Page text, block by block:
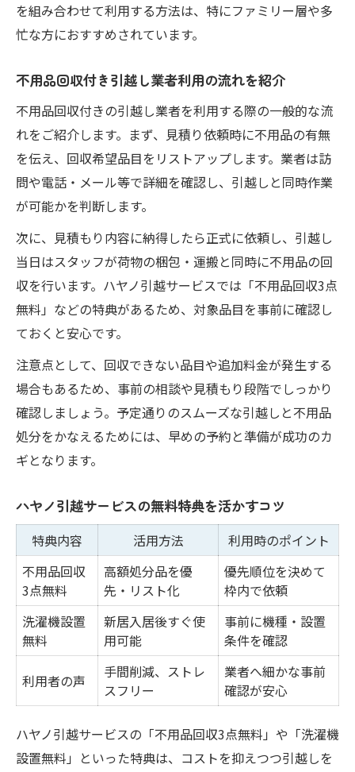
を組み合わせて利用する方法は、特にファミリー層や多
忙な方におすすめされています。
不用品回収付き引越し業者利用の流れを紹介
不用品回収付きの引越し業者を利用する際の一般的な流
れをご紹介します。まず、見積り依頼時に不用品の有無
を伝え、回収希望品目をリストアップします。業者は訪
問や電話・メール等で詳細を確認し、引越しと同時作業
が可能かを判断します。
次に、見積もり内容に納得したら正式に依頼し、引越し
当日はスタッフが荷物の梱包・運搬と同時に不用品の回
収を行います。ハヤノ引越サービスでは「不用品回収3点
無料」などの特典があるため、対象品目を事前に確認し
ておくと安心です。
注意点として、回収できない品目や追加料金が発生する
場合もあるため、事前の相談や見積もり段階でしっかり
確認しましょう。予定通りのスムーズな引越しと不用品
処分をかなえるためには、早めの予約と準備が成功のカ
ギとなります。
ハヤノ引越サービスの無料特典を活かすコツ
特典内容 活用方法
利用時のポイント
不用品回収
3点無料
高額処分品を優
先・リスト化
優先順位を決めて
枠内で依頼
洗濯機設置
無料
新居入居後すぐ使
用可能
事前に機種・設置
条件を確認
利用者の声
手間削減、ストレ
スフリー
業者へ細かな事前
確認が安心
ハヤノ引越サービスの「不用品回収3点無料」や「洗濯機
設置無料」といった特典は、コストを抑えつつ引越しを